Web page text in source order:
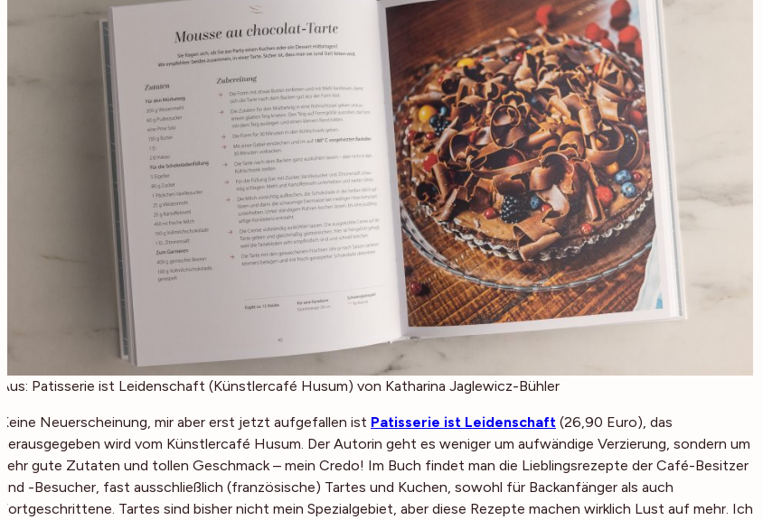
Aus: Patisserie ist Leidenschaft (Künstlercafé Husum) von Katharina Jaglewicz-Bühler
Keine Neuerscheinung, mir aber erst jetzt aufgefallen ist Patisserie ist Leidenschaft (26,90 Euro), das
herausgegeben wird vom Künstlercafé Husum. Der Autorin geht es weniger um aufwändige Verzierung, sondern um
sehr gute Zutaten und tollen Geschmack – mein Credo! Im Buch findet man die Lieblingsrezepte der Café-Besitzer
und -Besucher, fast ausschließlich (französische) Tartes und Kuchen, sowohl für Backanfänger als auch
Fortgeschrittene. Tartes sind bisher nicht mein Spezialgebiet, aber diese Rezepte machen wirklich Lust auf mehr. Ich